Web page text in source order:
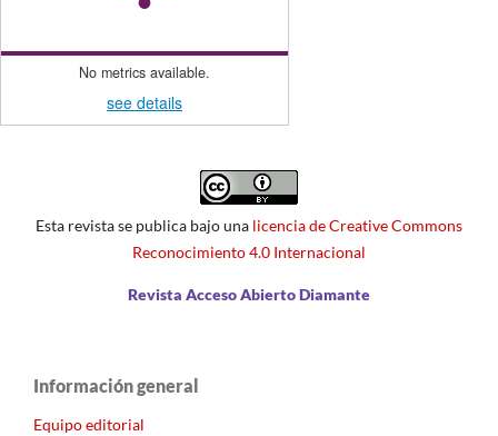
No metrics available.
see details
Esta revista se publica bajo una licencia de Creative Commons
Reconocimiento 4.0 Internacional
Revista Acceso Abierto Diamante
Información general
Equipo editorial